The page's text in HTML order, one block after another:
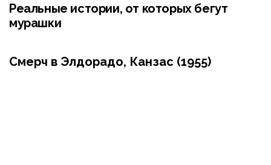
Реальные истории, от которых бегут
мурашки
Смерч в Элдорадо, Канзас (1955)